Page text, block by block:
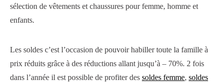
sélection de vêtements et chaussures pour femme, homme et
enfants.
Les soldes c’est l’occasion de pouvoir habiller toute la famille à
prix réduits grâce à des réductions allant jusqu’à – 70%. 2 fois
dans l’année il est possible de profiter des soldes femme, soldes